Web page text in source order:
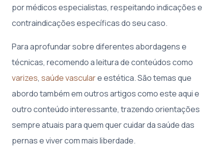
por médicos especialistas, respeitando indicações e
contraindicações específicas do seu caso.
Para aprofundar sobre diferentes abordagens e
técnicas, recomendo a leitura de conteúdos como
varizes, saúde vasculare estética. São temas que
abordo também em outros artigos como este aqui e
outro conteúdo interessante, trazendo orientações
sempre atuais para quem quer cuidar da saúde das
pernas e viver com mais liberdade.